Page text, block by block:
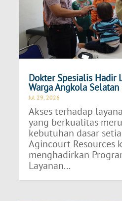
Dokter Spesialis Hadir
Warga Angkola Selatan
Jul 29, 2026
Akses terhadap
yang berkualitas
kebutuhan dasar
Agincourt Resources
menghadirkan
Layanan...